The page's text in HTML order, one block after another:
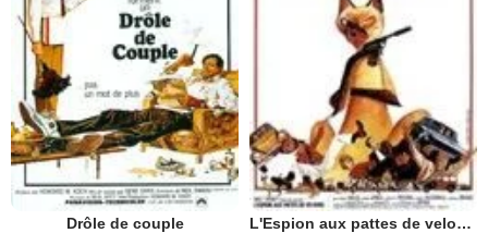
Drôle de couple L'Espion aux pattes de velours